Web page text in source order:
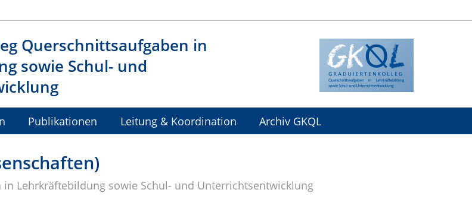
Querschnittsaufgaben in
sowie Schul- und
Publikationen Leitung & Koordination Archiv GKQL
Lehrkräftebildung sowie Schul- und Unterrichtsentwicklung